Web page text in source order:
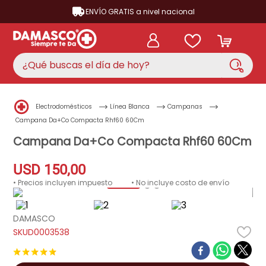
ENVÍO GRATIS a nivel nacional
¿Qué buscas el día de hoy?
Electrodomésticos Línea Blanca
Campanas
Campana Da+Co Compacta Rhf60 60Cm
Campana Da+Co Compacta Rhf60 60Cm
USD 150,00
• Precios incluyen impuesto • No incluye costo de envío
DAMASCO
D0003538
★★★★★
TÉRMINOS MÁS BUSCADOS
1. aire acondicionado
2. nevera
4. cocina
5
6. neveras